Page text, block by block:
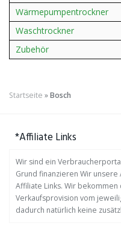
Wärmepumpentrockner
Waschtrockner
Zubehör
Startseite »Bosch
*Affiliate Links
Wir sind ein
Grund finanzieren Wir
Affiliate Links. Wir
Verkaufsprovision vom
dadurch natürlich keine